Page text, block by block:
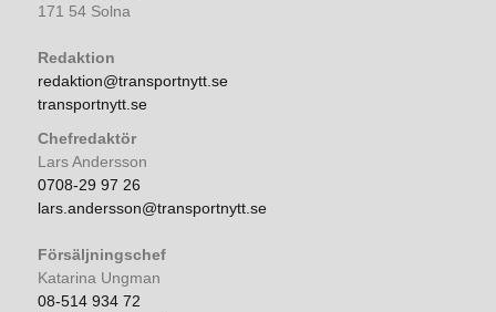
171 54 Solna
Redaktion
redaktion@transportnytt.se
transportnytt.se
Chefredaktör
Lars Andersson
0708-29 97 26
lars.andersson@transportnytt.se
Försäljningschef
Katarina Ungman
08-514 934 72